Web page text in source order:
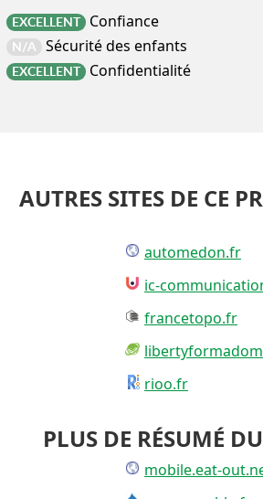
EXCELLENT Confiance
N/A Sécurité des enfants
EXCELLENT Confidentialité
AUTRES SITES DE CE
automedon.fr
ic-
francetopo.fr
rioo.fr
PLUS DE RÉSUMÉ
mobile.eat-